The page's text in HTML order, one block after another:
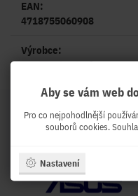
EAN:
4718755060908
Výrobce:
Aby se vám web
Pro co nejpohodlnější
souborů cookies.
Nastavení